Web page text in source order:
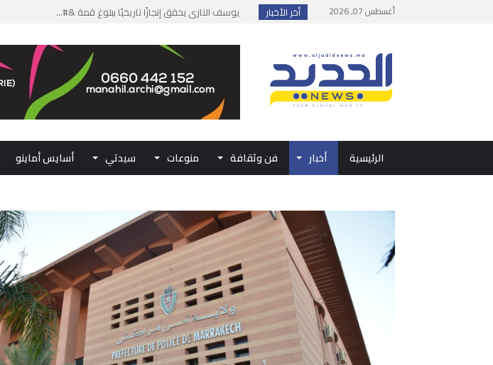
أغسطس 07, 2026 أخر الأخبار
يوسف التازي يحقق إنجازًا تاريخيًا ببلوغ قمة &#...
وزارة الداخلية: معلومات مضللة وشبكات الاتجار ب...
بلاغ من الديوان الملكي...
حفل الولاء بتطوان.. ممثلو جهات المملكة يجددون ...
الرئيسية أخبار فن وثقافة منوعات سيدتي أسايس أماينو